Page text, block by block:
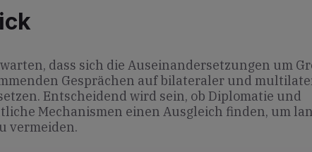
dass sich die Auseinandersetzungen um
Gesprächen auf bilateraler und
Entscheidend wird sein, ob Diplomatie und
Mechanismen einen Ausgleich finden, um
vermeiden.